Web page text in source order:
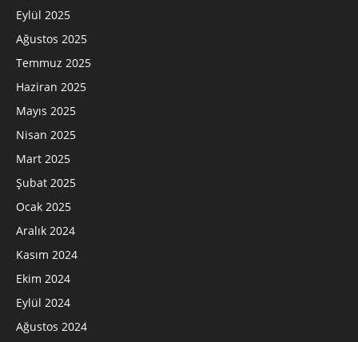
Eylül 2025
Ağustos 2025
Temmuz 2025
Haziran 2025
Mayıs 2025
Nisan 2025
Mart 2025
Şubat 2025
Ocak 2025
Aralık 2024
Kasım 2024
Ekim 2024
Eylül 2024
Ağustos 2024